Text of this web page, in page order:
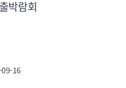
박람회
16